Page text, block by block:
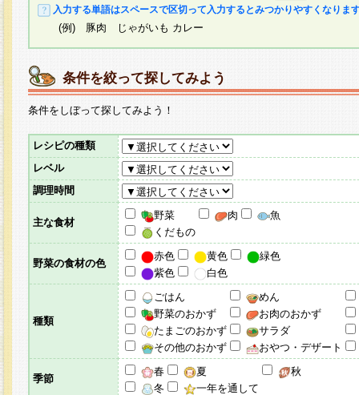
入力する単語はスペースで区切って入力するとみつかりやすくなりま
(例) 豚肉 じゃがいも カレー
条件を絞って探してみよう
条件をしぼって探してみよう！
レシピの種類
レベル
調理時間
主な食材
野菜 肉
魚
くだもの
野菜の食材の色
赤色 黄色
緑色
紫色
白色
種類
ごはん
めん
野菜のおかず
お肉のおかず
たまごのおかず
サラダ
その他のおかず
おやつ・デザート
季節
春 夏
秋
冬
一年を通して